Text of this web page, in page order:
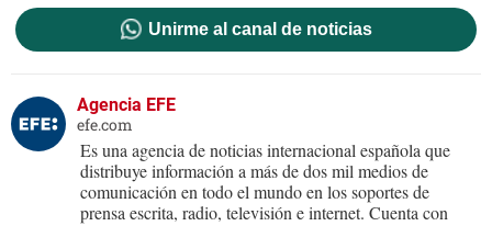
Unirme al canal de noticias
Agencia EFE
efe.com
Es una agencia de noticias internacional española que
distribuye información a más de dos mil medios de
comunicación en todo el mundo en los soportes de
prensa escrita, radio, televisión e internet. Cuenta con